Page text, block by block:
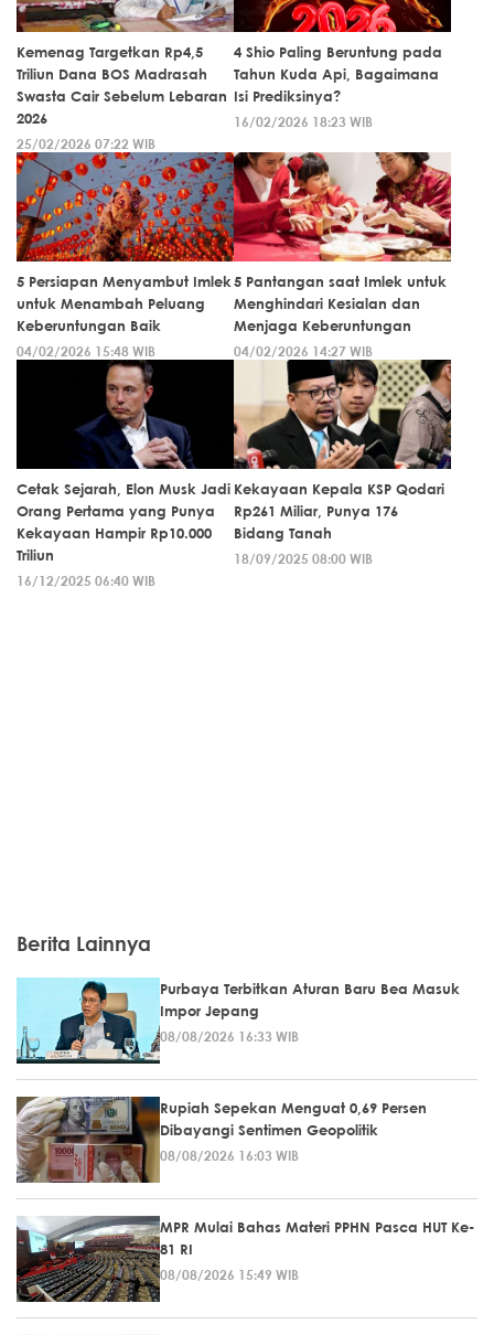
Kemenag Targetkan Rp4,5
Triliun Dana BOS Madrasah
Swasta Cair Sebelum Lebaran
2026
25/02/2026 07:22 WIB
4 Shio Paling Beruntung pada
Tahun Kuda Api, Bagaimana
Isi Prediksinya?
16/02/2026 18:23 WIB
5 Persiapan Menyambut Imlek
untuk Menambah Peluang
Keberuntungan Baik
04/02/2026 15:48 WIB
5 Pantangan saat Imlek untuk
Menghindari Kesialan dan
Menjaga Keberuntungan
04/02/2026 14:27 WIB
Cetak Sejarah, Elon Musk Jadi
Orang Pertama yang Punya
Kekayaan Hampir Rp10.000
Triliun
16/12/2025 06:40 WIB
Kekayaan Kepala KSP Qodari
Rp261 Miliar, Punya 176
Bidang Tanah
18/09/2025 08:00 WIB
Berita Lainnya
Purbaya Terbitkan Aturan Baru Bea Masuk
Impor Jepang
08/08/2026 16:33 WIB
Rupiah Sepekan Menguat 0,69 Persen
Dibayangi Sentimen Geopolitik
08/08/2026 16:03 WIB
MPR Mulai Bahas Materi PPHN Pasca HUT Ke-
81 RI
08/08/2026 15:49 WIB